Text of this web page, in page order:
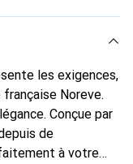
les exigences,
Noreve.
Conçue par
de
à votre